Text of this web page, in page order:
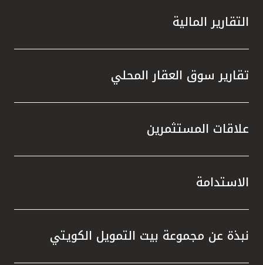
التقارير المالية
تقارير سوق العقار المحلي
علاقات المستثمرين
الاستدامة
نبذة عن مجموعة بيت التمويل الكويتي